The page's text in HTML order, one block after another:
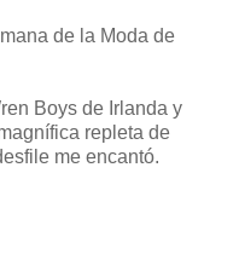
de la Moda de
Boys de Irlanda y
repleta de
me encantó.